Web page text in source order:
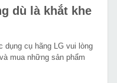
dù là khắt khe
dụng cụ hãng LG vui lòng
mua những sản phẩm